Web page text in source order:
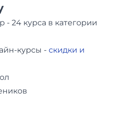
24 курса в категории
курсы - скидки и